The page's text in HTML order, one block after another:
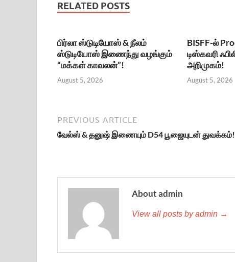
RELATED POSTS
பிர்லா ஸ்டுடியோஸ் & நீலம்
ஸ்டுடியோஸ் இணைந்து வழங்கும்
“மக்கள் காவலன்”!
August 5, 2026
BISFF-ல்
டிஸ்கவரி
அறிமுகம்!
August 5, 2026
PREVIOUS ARTICLE
வேல்ஸ் & தனுஷ் இணையும் D54 பூஜையுடன் துவக்கம்!
About admin
View all posts by admin →